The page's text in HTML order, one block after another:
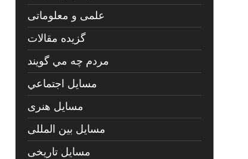
علمی و معلوماتی
گزیده مقالات
مردم چه مي گويند
مسايل اجتماعي
مسايل هنری
مسایل بین المللی
مسایل تاریخی